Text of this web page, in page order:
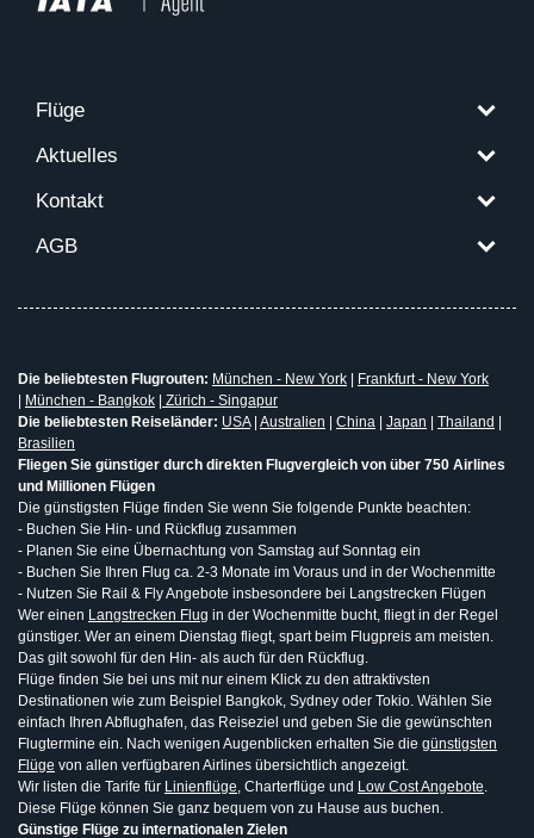
Flüge
Aktuelles
Kontakt
AGB
Die beliebtesten Flugrouten: München - New York
Frankfurt - New York
München - Bangkok
Zürich - Singapur
Die beliebtesten Reiseländer: USA| Australien China Japan Thailand
Brasilien
Fliegen Sie günstiger durch direkten Flugvergleich von über 750 Airlines
und Millionen Flügen
Die günstigsten Flüge finden Sie wenn Sie folgende Punkte beachten:
- Buchen Sie Hin- und Rückflug zusammen
- Planen Sie eine Übernachtung von Samstag auf Sonntag ein
- Buchen Sie Ihren Flug ca. 2-3 Monate im Voraus und in der Wochenmitte
- Nutzen Sie Rail & Fly Angebote insbesondere bei Langstrecken Flügen
Wer einen Langstrecken Flug in der Wochenmitte bucht, fliegt in der Regel
günstiger. Wer an einem Dienstag fliegt, spart beim Flugpreis am meisten.
Das gilt sowohl für den Hin- als auch für den Rückflug.
Flüge finden Sie bei uns mit nur einem Klick zu den attraktivsten
Destinationen wie zum Beispiel Bangkok, Sydney oder Tokio. Wählen Sie
einfach Ihren Abflughafen, das Reiseziel und geben Sie die gewünschten
Flugtermine ein. Nach wenigen Augenblicken erhalten Sie die günstigsten
Flüge von allen verfügbaren Airlines übersichtlich angezeigt.
Wir listen die Tarife für Linienflüge, Charterflüge und Low Cost Angebote.
Diese Flüge können Sie ganz bequem von zu Hause aus buchen.
Günstige Flüge zu internationalen Zielen